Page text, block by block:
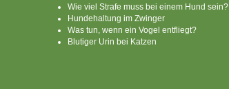
Wie viel Strafe muss bei einem Hund sein?
Hundehaltung im Zwinger
Was tun, wenn ein Vogel entfliegt?
Blutiger Urin bei Katzen